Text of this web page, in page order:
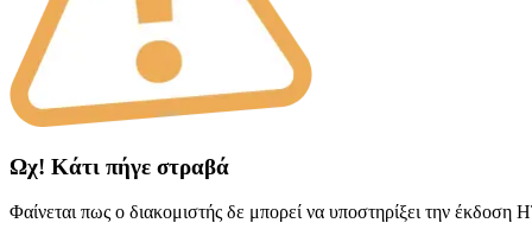
Ωχ! Κάτι πήγε στραβά
Φαίνεται πως ο διακομιστής δε μπορεί να υποστηρίξει την έκδοση